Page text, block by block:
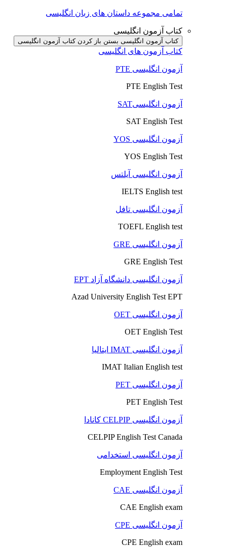
تمامی مجموعه داستان های زبان انگلیسی
کتاب آزمون انگلیسی
کتاب آزمون انگلیسی بستن باز کردن کتاب آزمون انگلیسی
کتاب آزمون های انگلیسی
آزمون انگلیسی PTE
PTE English Test
آزمون انگلیسیSAT
SAT English Test
آزمون انگلیسی YOS
YOS English Test
آزمون انگلیسی آیلتس
IELTS English test
آزمون انگلیسی تافل
TOEFL English test
آزمون انگلیسی GRE
GRE English Test
آزمون انگلیسی دانشگاه آزاد EPT
Azad University English Test EPT
آزمون انگلیسی OET
OET English Test
آزمون انگلیسی IMAT ایتالیا
IMAT Italian English test
آزمون انگلیسی PET
PET English Test
آزمون انگلیسی CELPIP کانادا
CELPIP English Test Canada
آزمون انگلیسی استخدامی
Employment English Test
آزمون انگلیسی CAE
CAE English exam
آزمون انگلیسی CPE
CPE English exam